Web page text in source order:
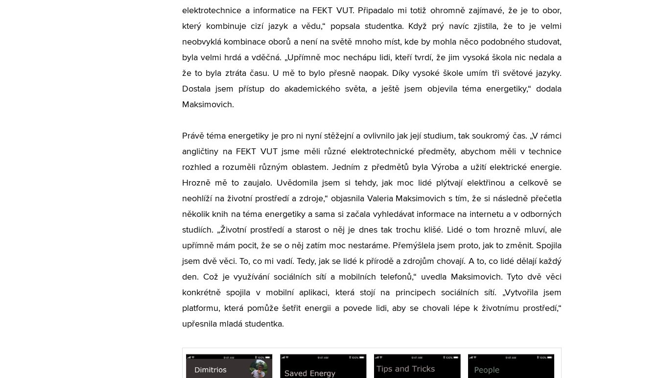
elektrotechnice a informatice na FEKT VUT. Připadalo mi totiž ohromně zajímavé, že je to obor,
který kombinuje cizí jazyk a vědu,“ popsala studentka. Když prý navíc zjistila, že to je velmi
neobvyklá kombinace oborů a není na světě mnoho míst, kde by mohla něco podobného studovat,
byla velmi hrdá a vděčná. „Upřímně moc nechápu lidi, kteří tvrdí, že jim vysoká škola nic nedala a
že to byla ztráta času. U mě to bylo přesně naopak. Díky vysoké škole umím tři světové jazyky.
Dostala jsem přístup do akademického světa, a ještě jsem objevila téma energetiky,“ dodala
Maksimovich.
Právě téma energetiky je pro ni nyní stěžejní a ovlivnilo jak její studium, tak soukromý čas. „V rámci
angličtiny na FEKT VUT jsme měli různé elektrotechnické předměty, abychom měli v technice
rozhled a rozuměli různým oblastem. Jedním z předmětů byla Výroba a užití elektrické energie.
Hrozně mě to zaujalo. Uvědomila jsem si tehdy, jak moc lidé plýtvají elektřinou a celkově se
neohlíží na životní prostředí a zdroje,“ objasnila Valeria Maksimovich s tím, že si následně přečetla
několik knih na téma energetiky a sama si začala vyhledávat informace na internetu a v odborných
studiích. „Životní prostředí a starost o něj je dnes tak trochu klišé. Lidé o tom hrozně mluví, ale
upřímně mám pocit, že se o něj zatím moc nestaráme. Přemýšlela jsem proto, jak to změnit. Spojila
jsem dvě věci. To, co mi vadí. Tedy, jak se lidé k přírodě a zdrojům chovají. A to, co lidé dělají každý
den. Což je využívání sociálních sítí a mobilních telefonů,“ uvedla Maksimovich. Tyto dvě věci
konkrétně spojila v mobilní aplikaci, která stojí na principech sociálních sítí. „Vytvořila jsem
platformu, která pomůže šetřit energii a povede lidi, aby se chovali lépe k životnímu prostředí,“
upřesnila mladá studentka.